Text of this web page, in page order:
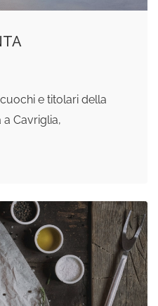
e titolari della
a Cavriglia,